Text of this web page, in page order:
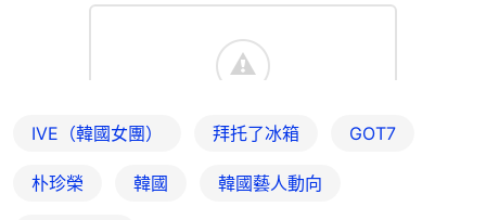
IVE（韓國女團） 拜托了冰箱 GOT7
朴珍榮 韓國 韓國藝人動向